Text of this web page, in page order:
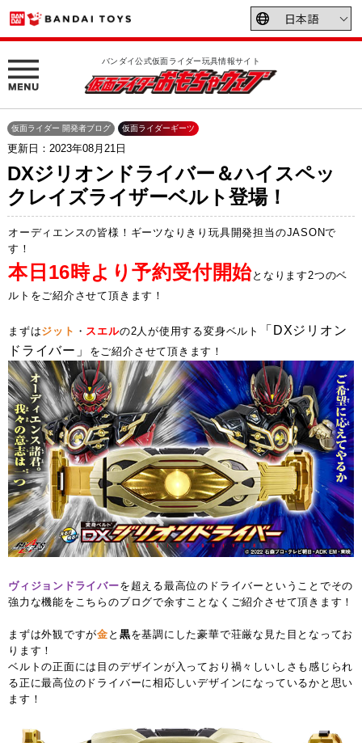
バンダイ公式仮面ライダー玩具情報サイト
更新日：2023年08月21日
仮面ライダー 開発者ブログ 仮面ライダーギーツ
DXジリオンドライバー＆ハイスペッ
クレイズライザーベルト登場！
オーディエンスの皆様！ギーツなりきり玩具開発担当のJASONで
す！
本日16時より予約受付開始となります2つのベ
ルトをご紹介させて頂きます！
まずはジット ・ スエルの2人が使用する変身ベルト
「DXジリオン
ドライバー」
をご紹介させて頂きます！
ヴィジョンドライバーを超える最高位のドライバーということでその
強力な機能をこちらのブログで余すことなくご紹介させて頂きます！
まずは外観ですが金 と 黒を基調にした豪華で荘厳な見た目となってお
ります！
ベルトの正面には目のデザインが入っており禍々しいしさも感じられ
る正に最高位のドライバーに相応しいデザインになっているかと思い
ます！